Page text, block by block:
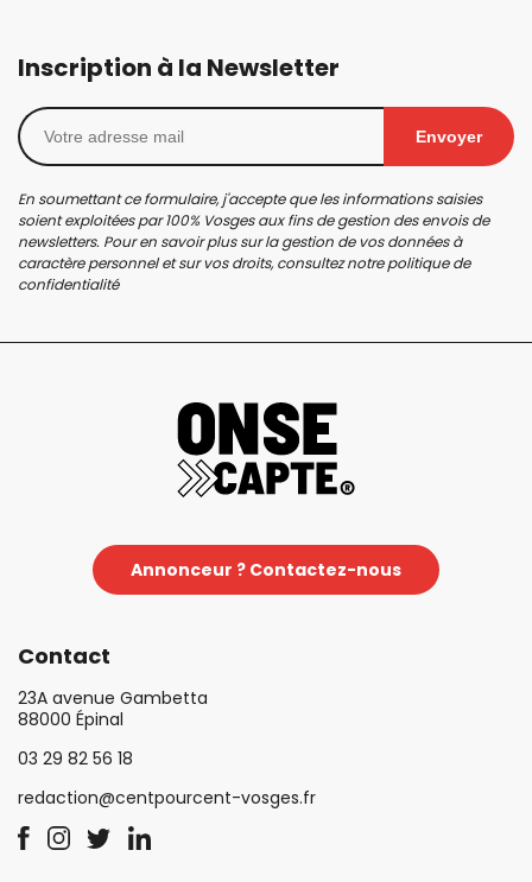
Inscription à la Newsletter
Envoyer
En soumettant ce formulaire, j'accepte que les informations saisies
soient exploitées par 100% Vosges aux fins de gestion des envois de
newsletters. Pour en savoir plus sur la gestion de vos données à
caractère personnel et sur vos droits, consultez notrepolitique de
confidentialité
Annonceur ? Contactez-nous
Contact
23A avenue Gambetta
88000 Épinal
03 29 82 56 18
redaction@centpourcent-vosges.fr